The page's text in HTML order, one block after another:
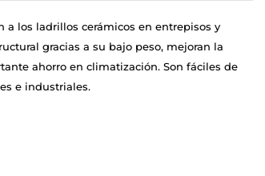
a los ladrillos cerámicos en entrepisos y
gracias a su bajo peso, mejoran la
ahorro en climatización. Son fáciles de
e industriales.